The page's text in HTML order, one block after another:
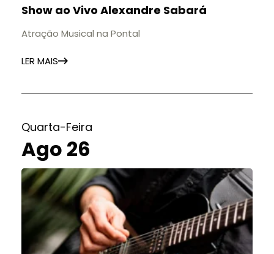
Show ao Vivo Alexandre Sabará
Atração Musical na Pontal
LER MAIS
Quarta-Feira
Ago 26